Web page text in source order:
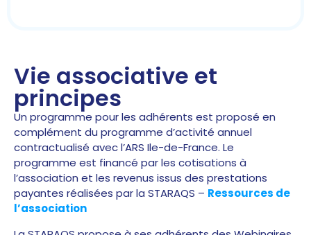
Vie associative et
principes
Un programme pour les adhérents est proposé en
complément du programme d’activité annuel
contractualisé avec l’ARS Ile-de-France. Le
programme est financé par les cotisations à
l’association et les revenus issus des prestations
payantes réalisées par la STARAQS – Ressources de
l’association